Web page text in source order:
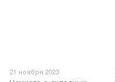
21 ноября 2023